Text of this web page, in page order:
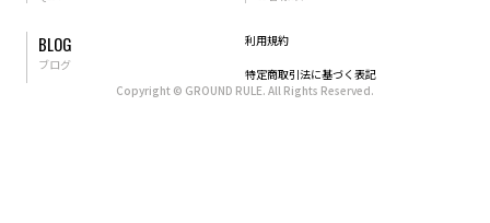
BLOG
ブログ
利用規約
特定商取引法に基づく表記
Copyright © GROUND RULE. All Rights Reserved.